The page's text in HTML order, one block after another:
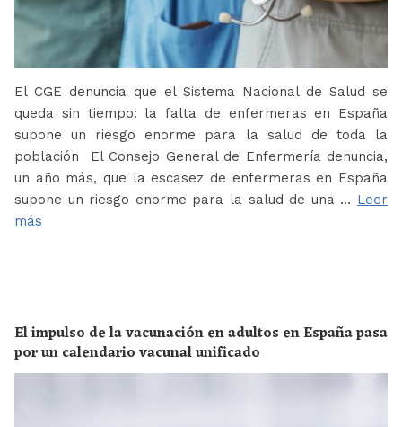
El CGE denuncia que el Sistema Nacional de Salud se
queda sin tiempo: la falta de enfermeras en España
supone un riesgo enorme para la salud de toda la
población El Consejo General de Enfermería denuncia,
un año más, que la escasez de enfermeras en España
supone un riesgo enorme para la salud de una … Leer
más
El impulso de la vacunación en adultos en España pasa
por un calendario vacunal unificado